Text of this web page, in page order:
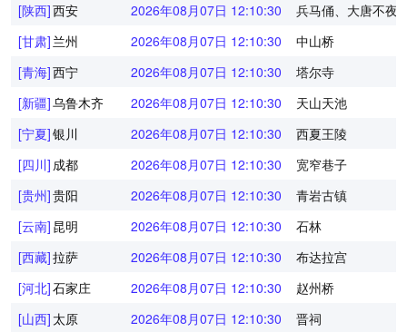
[陕西]西安 2026年08月07日 12:10:30
兵马俑、大唐不夜
[甘肃] 兰州 2026年08月07日 12:10:30
中山桥
[青海]西宁 2026年08月07日 12:10:30
塔尔寺
[新疆]乌鲁木齐 2026年08月07日 12:10:30
天山天池
[宁夏]银川 2026年08月07日 12:10:30
西夏王陵
[四川] 成都 2026年08月07日 12:10:30
宽窄巷子
[贵州]贵阳 2026年08月07日 12:10:30
青岩古镇
[云南] 昆明 2026年08月07日 12:10:30
石林
[西藏]拉萨 2026年08月07日 12:10:30
布达拉宫
[河北]石家庄 2026年08月07日 12:10:30
赵州桥
[山西] 太原 2026年08月07日 12:10:30
晋祠